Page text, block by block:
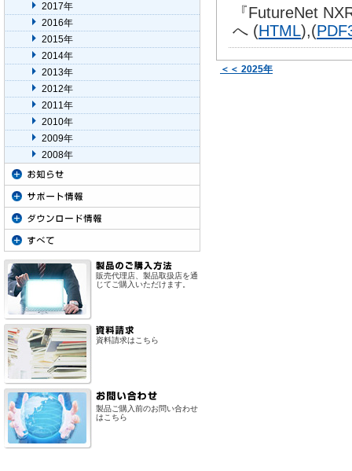
『FutureNet
へ (HTML),(PDF
＜＜ 2025年
2017年
2016年
2015年
2014年
2013年
2012年
2011年
2010年
2009年
2008年
販売代理店、製品取扱店を通
じてご購入いただけます。
資料請求はこちら
製品ご購入前のお問い合わせ
はこちら